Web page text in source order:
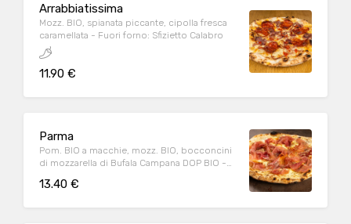
Arrabbiatissima
Mozz. BIO, spianata piccante, cipolla fresca
caramellata - Fuori forno: Sfizietto Calabro
11.90 €
Parma
Pom. BIO a macchie, mozz. BIO, bocconcini
di mozzarella di Bufala Campana DOP BIO -
origano
13.40 €